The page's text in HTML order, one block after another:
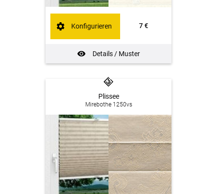
7 €
Details / Muster
Konfigurieren
Plissee
Mirebothe 1250vs